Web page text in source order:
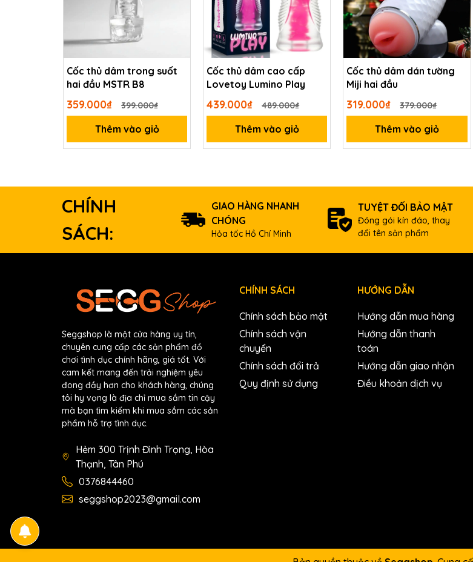
Cốc thủ dâm trong suốt
hai đầu MSTR B8
359.000₫ 399.000₫
Thêm vào giỏ
Cốc thủ dâm cao cấp
Lovetoy Lumino Play
439.000₫ 489.000₫
Thêm vào giỏ
Cốc thủ dâm dán tường
Miji hai đầu
319.000₫ 379.000₫
Thêm vào giỏ
CHÍNH
SÁCH:
GIAO HÀNG NHANH
CHÓNG
Hỏa tốc Hồ Chí Minh
TUYỆT ĐỐI BẢO MẬT
Đóng gói kín đáo, thay
đổi tên sản phẩm
Seggshop là một cửa hàng uy tín,
chuyên cung cấp các sản phẩm đồ
chơi tình dục chính hãng, giá tốt. Với
cam kết mang đến trải nghiệm yêu
đong đầy hơn cho khách hàng, chúng
tôi hy vọng là địa chỉ mua sắm tin cậy
mà bạn tìm kiếm khi mua sắm các sản
phẩm hỗ trợ tình dục.
Hẻm 300 Trịnh Đình Trọng, Hòa
Thạnh, Tân Phú
0376844460
seggshop2023@gmail.com
CHÍNH SÁCH
Chính sách bảo mật
Chính sách vận
chuyển
Chính sách đổi trả
Quy định sử dụng
HƯỚNG DẪN
Hướng dẫn mua hàng
Hướng dẫn thanh
toán
Hướng dẫn giao nhận
Điều khoản dịch vụ